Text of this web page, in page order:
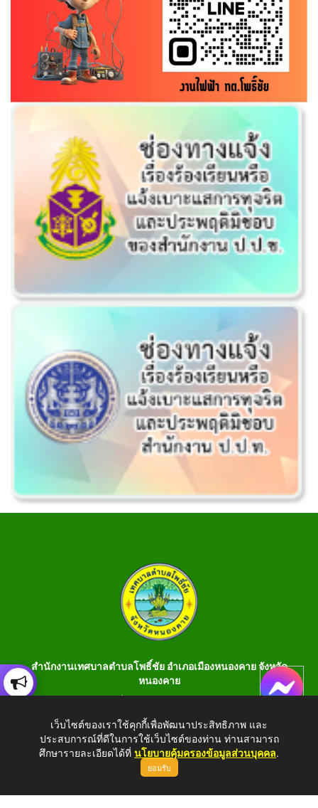
สำนักงานเทศบาลตำบลโพธิ์ชัย อำเภอเมืองหนองคาย จังหวัด
หนองคาย
990401 โทรสาร 042-990400
E-Saraban : saraban_05430106@dla.go.th
เว็บไซต์ของเราใช้คุกกี้เพื่อพัฒนาประสิทธิภาพ และ
ประสบการณ์ที่ดีในการใช้เว็บไซต์ของท่าน ท่านสามารถ
ศึกษารายละเอียดได้ที่ นโยบายคุ้มครองข้อมูลส่วนบุคคล.
ยอมรับ